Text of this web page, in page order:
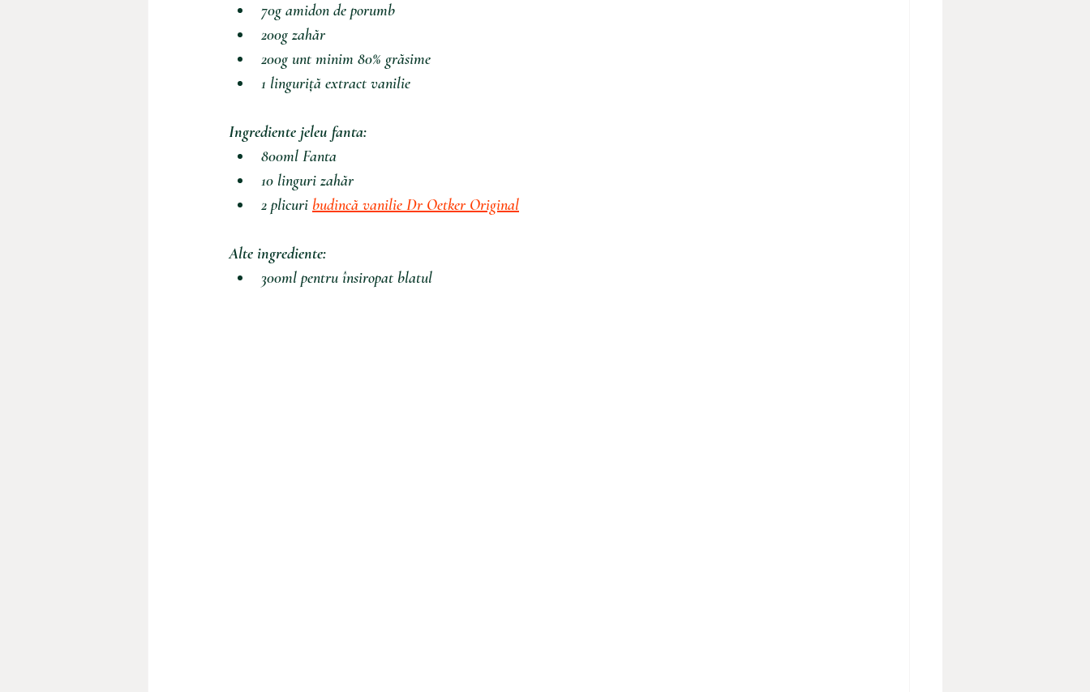
70g amidon de porumb
200g zahăr
200g unt minim 80% grăsime
1 linguriță extract vanilie
Ingrediente jeleu fanta:
800ml Fanta
10 linguri zahăr
2 plicuri budincă vanilie Dr Oetker Original
Alte ingrediente:
300ml pentru însiropat blatul